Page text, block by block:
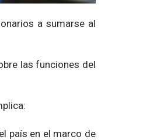
a sumarse al
las funciones del
país en el marco de